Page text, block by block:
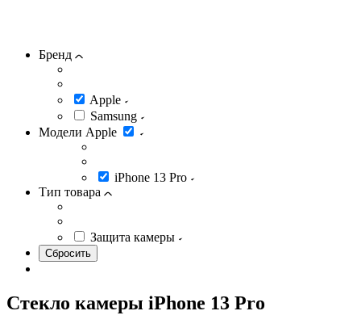
Бренд
Apple
Samsung
Модели Apple
iPhone 13 Pro
Тип товара
Защита камеры
Стекло камеры iPhone 13 Pro